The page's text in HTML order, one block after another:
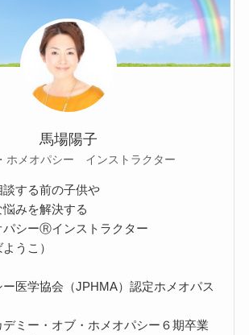
馬場陽子
ホメオパシー インストラクター
する前の子供や
みを解決する
パシーⓇインストラクター
うこ）
ー医学協会（JPHMA）認定ホメオパス
デミー・オブ・ホメオパシー６期卒業